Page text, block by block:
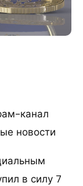
канал
новости
в силу 7